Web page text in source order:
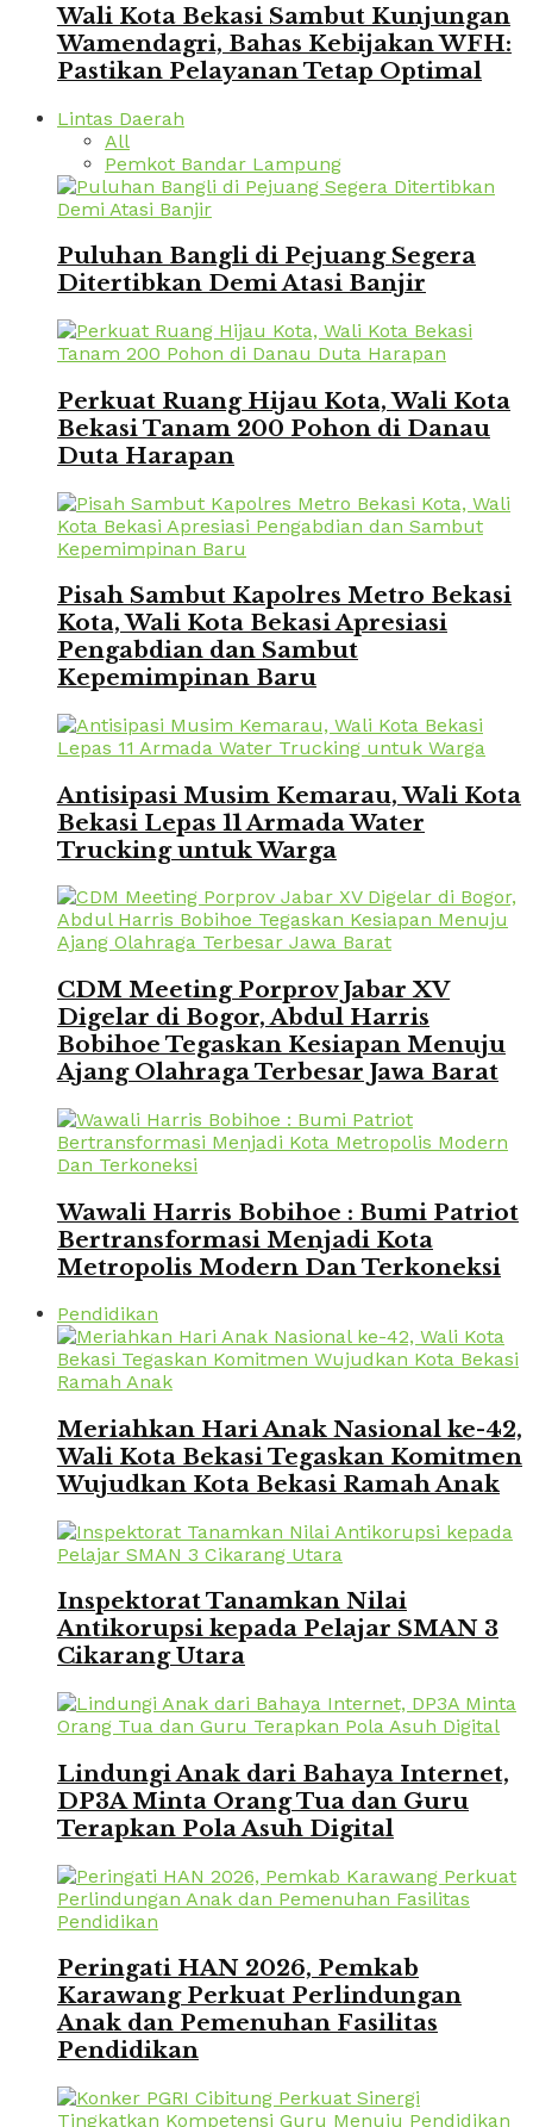
Wali Kota Bekasi Sambut Kunjungan
Wamendagri, Bahas Kebijakan WFH:
Pastikan Pelayanan Tetap Optimal
Lintas Daerah
All
Pemkot Bandar Lampung
Puluhan Bangli di Pejuang Segera
Ditertibkan Demi Atasi Banjir
Perkuat Ruang Hijau Kota, Wali Kota
Bekasi Tanam 200 Pohon di Danau
Duta Harapan
Pisah Sambut Kapolres Metro Bekasi
Kota, Wali Kota Bekasi Apresiasi
Pengabdian dan Sambut
Kepemimpinan Baru
Antisipasi Musim Kemarau, Wali Kota
Bekasi Lepas 11 Armada Water
Trucking untuk Warga
CDM Meeting Porprov Jabar XV
Digelar di Bogor, Abdul Harris
Bobihoe Tegaskan Kesiapan Menuju
Ajang Olahraga Terbesar Jawa Barat
Wawali Harris Bobihoe : Bumi Patriot
Bertransformasi Menjadi Kota
Metropolis Modern Dan Terkoneksi
Pendidikan
Meriahkan Hari Anak Nasional ke-42,
Wali Kota Bekasi Tegaskan Komitmen
Wujudkan Kota Bekasi Ramah Anak
Inspektorat Tanamkan Nilai
Antikorupsi kepada Pelajar SMAN 3
Cikarang Utara
Lindungi Anak dari Bahaya Internet,
DP3A Minta Orang Tua dan Guru
Terapkan Pola Asuh Digital
Peringati HAN 2026, Pemkab
Karawang Perkuat Perlindungan
Anak dan Pemenuhan Fasilitas
Pendidikan